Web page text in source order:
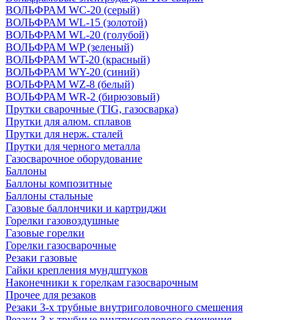
ВОЛЬФРАМ WC-20 (серый)
ВОЛЬФРАМ WL-15 (золотой)
ВОЛЬФРАМ WL-20 (голубой)
ВОЛЬФРАМ WP (зеленый)
ВОЛЬФРАМ WT-20 (красный)
ВОЛЬФРАМ WY-20 (синий)
ВОЛЬФРАМ WZ-8 (белый)
ВОЛЬФРАМ WR-2 (бирюзовый)
Прутки сварочные (TIG, газосварка)
Прутки для алюм. сплавов
Прутки для нерж. сталей
Прутки для черного металла
Газосварочное оборудование
Баллоны
Баллоны композитные
Баллоны стальные
Газовые баллончики и картриджи
Горелки газовоздушные
Газовые горелки
Горелки газосварочные
Резаки газовые
Гайки крепления мундштуков
Наконечники к горелкам газосварочным
Прочее для резаков
Резаки 3-х трубные внутриголовочного смешения